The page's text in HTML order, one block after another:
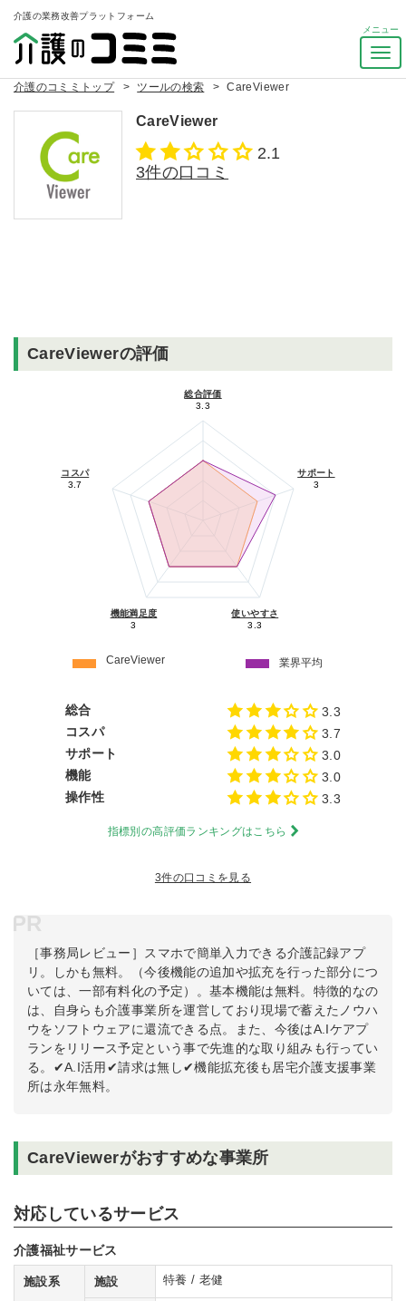
介護の業務改善プラットフォーム
ナ
ビ
介護のコミミトップ ツールの検索 CareViewer
CareViewer
2.1
3件の口コミ
CareViewerの評価
総合評価
3.3
コスパ
3.7
機能満足度
3
使いやすさ
3.3
サポート
3
CareViewer 業界平均
総合
3.3
コスパ
3.7
サポート
3.0
機能
3.0
操作性
3.3
指標別の高評価ランキングはこちら
3件の口コミを見る
PR
［事務局レビュー］スマホで簡単入力できる介護記録アプ
リ。しかも無料。（今後機能の追加や拡充を行った部分につ
いては、一部有料化の予定）。基本機能は無料。特徴的なの
は、自身らも介護事業所を運営しており現場で蓄えたノウハ
ウをソフトウェアに還流できる点。また、今後はA.Iケアプ
ランをリリース予定という事で先進的な取り組みも行ってい
る。✔A.I活用✔請求は無し✔機能拡充後も居宅介護支援事業
所は永年無料。
CareViewerがおすすめな事業所
対応しているサービス
介護福祉サービス
施設系 施設 特養 / 老健